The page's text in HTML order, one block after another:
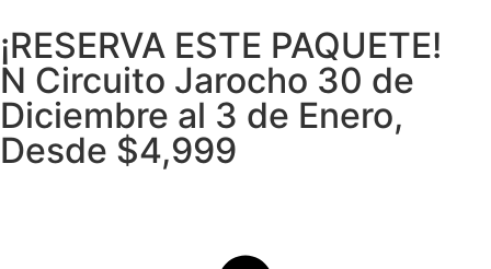
¡RESERVA ESTE PAQUETE!
N Circuito Jarocho 30 de
Diciembre al 3 de Enero,
Desde $4,999